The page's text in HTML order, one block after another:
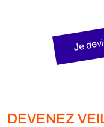
Je
DEVENEZ